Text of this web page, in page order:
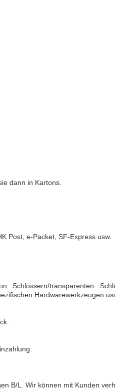
dann in Kartons.
Post, e-Packet, SF-Express usw.
transparenten
Hardwarewerkzeugen
B/L. Wir können mit Kunden